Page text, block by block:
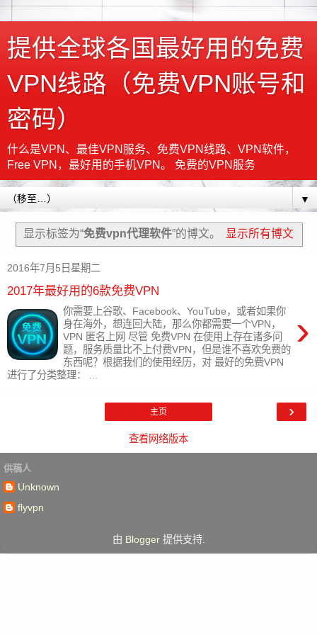
提供全球各国最好用的免费
VPN线路（免费VPN账号和
密码）
什么是VPN、最佳VPN服务、免费VPN线路、VPN软件，
Free VPN，最好用的手机VPN。 免费的VPN服务
▼
显示标签为“免费vpn代理软件”的博文。 显示所有博文
2016年7月5日星期二
2017年最好用的6款免费VPN
›
你需要上谷歌、Facebook、YouTube，或者如果你
身在海外，想连回大陆，那么你都需要一个VPN，
VPN 匿名上网 尽管 免费VPN 在使用上存在诸多问
题，服务质量比不上付费VPN，但是谁不喜欢免费的
东西呢？根据我们的使用经历，对 最好的免费VPN
进行了分类整理： ...
›
主页
查看网络版本
供稿人
Unknown
flyvpn
由 Blogger提供支持.